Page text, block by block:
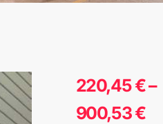
220,45€–
900,53€